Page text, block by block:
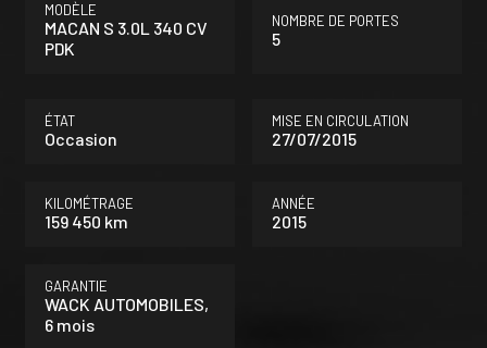
MODÈLE
MACAN S 3.0L 340 CV
PDK
NOMBRE DE PORTES
5
ÉTAT
Occasion
MISE EN CIRCULATION
27/07/2015
KILOMÉTRAGE
159 450 km
ANNÉE
2015
GARANTIE
WACK AUTOMOBILES,
6 mois